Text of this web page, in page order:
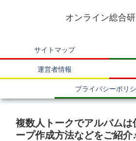
オンライン総合
サイトマップ
運営者情報
プライバシーポリ
複数人トークでアルバム
ープ作成方法などをご紹介♪